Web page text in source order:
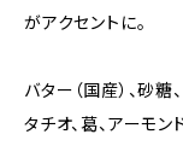
がアクセントに。
バター（国産）、砂糖
タチオ、葛、アーモン